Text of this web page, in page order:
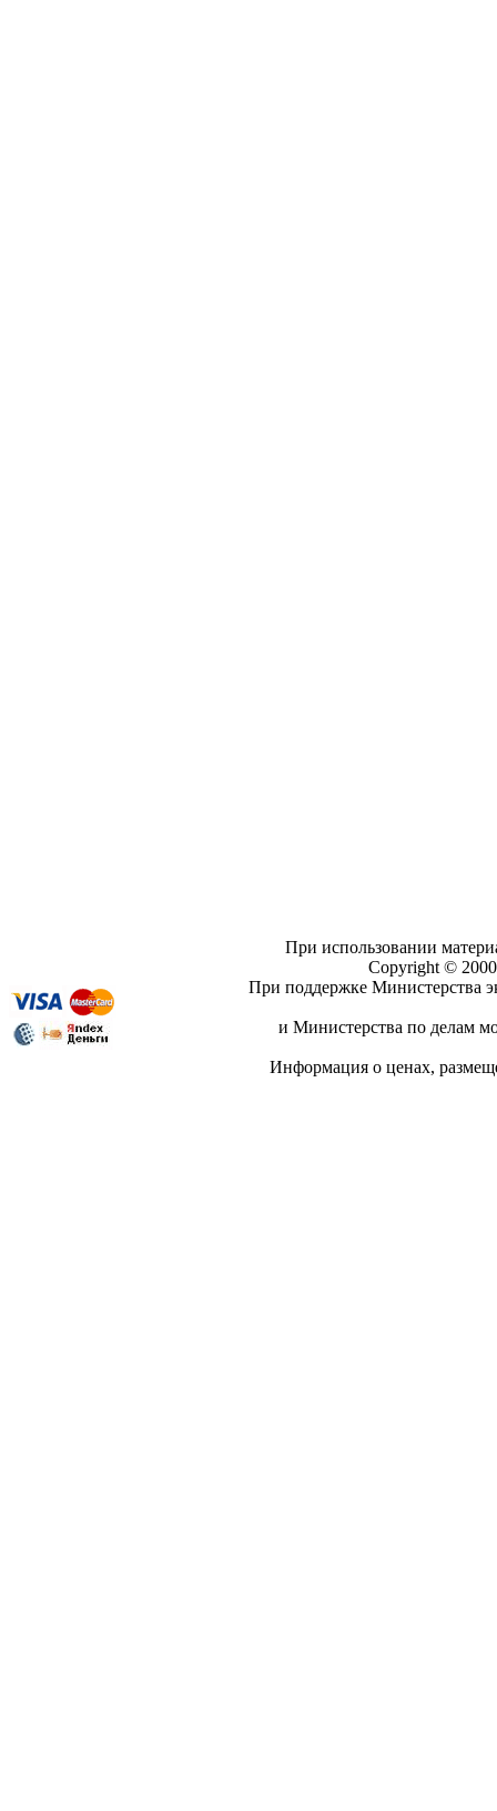
При использовании
Copyright ©
При поддержке Министерства
и Министерства по делам
Информация о ценах,